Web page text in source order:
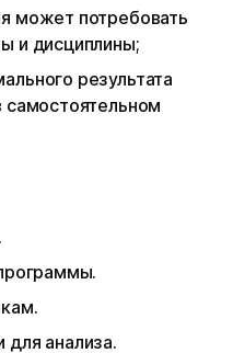
может потребовать
и дисциплины;
результата
самостоятельном
для анализа.